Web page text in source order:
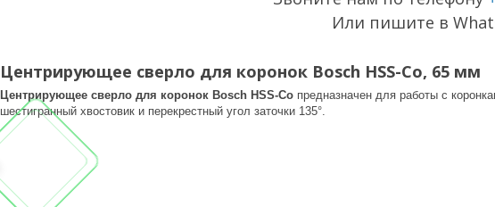
Или пишите в
Центрирующее сверло для коронок Bosch HSS-Co, 65 мм
Центрирующее сверло для коронок Bosch HSS-Co предназначен для работы с
шестигранный хвостовик и перекрестный угол заточки 135°.